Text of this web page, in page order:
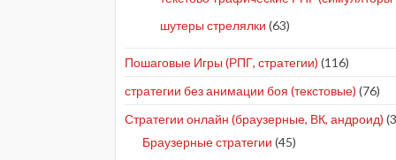
шутеры стрелялки (63)
Пошаговые Игры (РПГ, стратегии) (116)
стратегии без анимации боя (текстовые) (76)
Стратегии онлайн (браузерные, ВК, андроид)
Браузерные стратегии (45)